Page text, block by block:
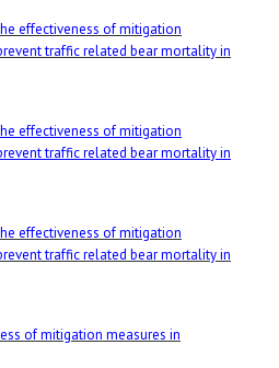
effectiveness of mitigation
traffic related bear mortality in
effectiveness of mitigation
traffic related bear mortality in
effectiveness of mitigation
traffic related bear mortality in
of mitigation measures in